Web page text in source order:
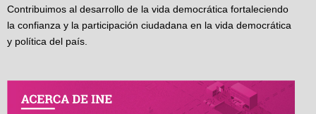
Contribuimos al desarrollo de la vida democrática fortaleciendo
la confianza y la participación ciudadana en la vida democrática
y política del país.